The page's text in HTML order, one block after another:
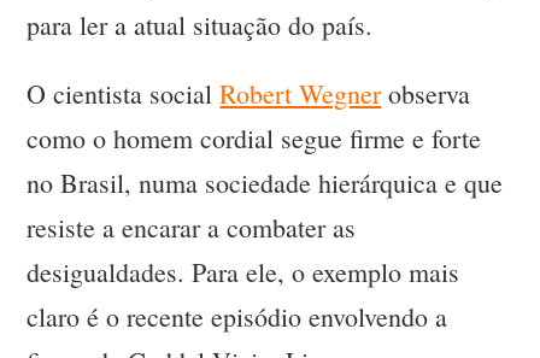
para ler a atual situação do país.
O cientista socialRobert Wegnerobserva
como o homem cordial segue firme e forte
no Brasil, numa sociedade hierárquica e que
resiste a encarar a combater as
desigualdades. Para ele, o exemplo mais
claro é o recente episódio envolvendo a